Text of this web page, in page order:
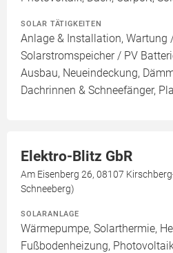
SOLAR TÄTIGKEITEN
Anlage & Installation, Wartung
Solarstromspeicher / PV
Ausbau, Neueindeckung,
Dachrinnen & Schneefänger,
Elektro-Blitz GbR
Am Eisenberg 26, 08107
Schneeberg)
SOLARANLAGE
Wärmepumpe, Solarthermie,
Fußbodenheizung,